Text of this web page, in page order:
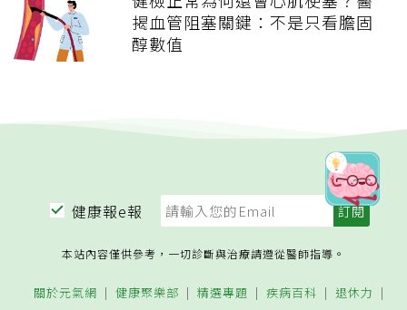
揭血管阻塞關鍵：不是只看膽固
醇數值
健康報e報
本站內容僅供參考，一切診斷與治療請遵從醫師指導。
關於元氣網 健康聚樂部 精選專題 疾病百科 退休力